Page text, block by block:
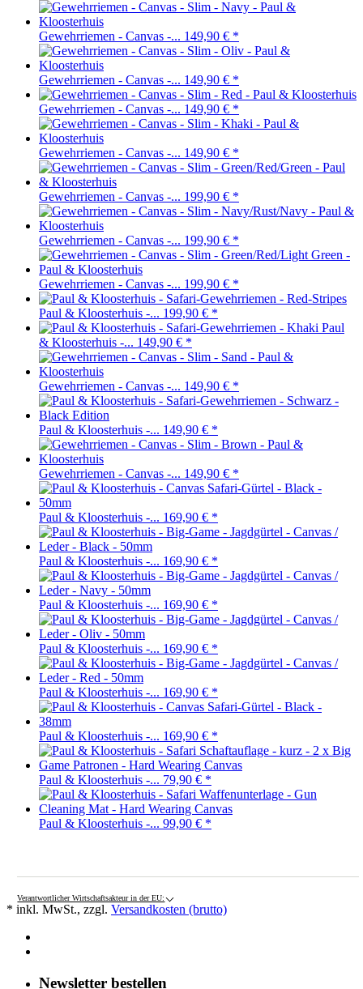
Gewehrriemen - Canvas -... 149,90 € *
Gewehrriemen - Canvas -... 149,90 € *
Gewehrriemen - Canvas -... 149,90 € *
Gewehrriemen - Canvas -... 149,90 € *
Gewehrriemen - Canvas -... 199,90 € *
Gewehrriemen - Canvas -... 199,90 € *
Gewehrriemen - Canvas -... 199,90 € *
Paul & Kloosterhuis -... 199,90 € *
Paul
& Kloosterhuis -... 149,90 € *
Gewehrriemen - Canvas -... 149,90 € *
Paul & Kloosterhuis -... 149,90 € *
Gewehrriemen - Canvas -... 149,90 € *
Paul & Kloosterhuis -... 169,90 € *
Paul & Kloosterhuis -... 169,90 € *
Paul & Kloosterhuis -... 169,90 € *
Paul & Kloosterhuis -... 169,90 € *
Paul & Kloosterhuis -... 169,90 € *
Paul & Kloosterhuis -... 169,90 € *
Paul & Kloosterhuis -... 79,90 € *
Paul & Kloosterhuis -... 99,90 € *
Verantwortlicher Wirtschaftsakteur in der EU:
* inkl. MwSt., zzgl. Versandkosten (brutto)
Newsletter bestellen